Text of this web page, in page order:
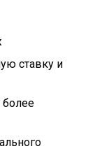
ставку и